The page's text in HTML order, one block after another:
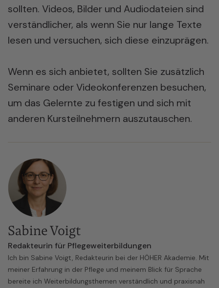
sollten. Videos, Bilder und Audiodateien sind
verständlicher, als wenn Sie nur lange Texte
lesen und versuchen, sich diese einzuprägen.
Wenn es sich anbietet, sollten Sie zusätzlich
Seminare oder Videokonferenzen besuchen,
um das Gelernte zu festigen und sich mit
anderen Kursteilnehmern auszutauschen.
Sabine Voigt
Redakteurin für Pflegeweiterbildungen
Ich bin Sabine Voigt, Redakteurin bei der HÖHER Akademie. Mit
meiner Erfahrung in der Pflege und meinem Blick für Sprache
bereite ich Weiterbildungsthemen verständlich und praxisnah